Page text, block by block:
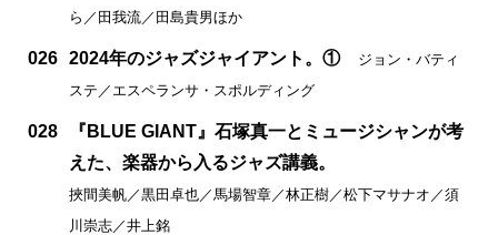
ら／田我流／田島貴男ほか
026 2024年のジャズジャイアント。①
ジョン・バティ
ステ／エスペランサ・スポルディング
028
『BLUE GIANT』石塚真一とミュージシャンが考
えた、楽器から入るジャズ講義。
挾間美帆／黒田卓也／馬場智章／林正樹／松下マサナオ／須
川崇志／井上銘